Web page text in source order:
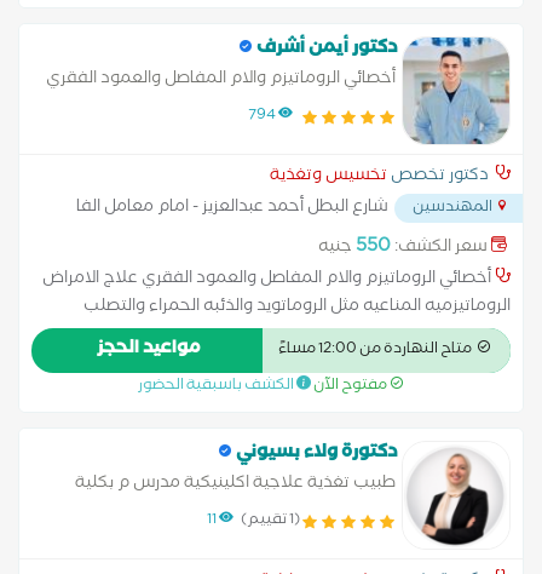
دكتور أيمن أشرف
أخصائي الروماتيزم والام المفاصل والعمود الفقري
794
دكتور تخصص تخسيس وتغذية
المهندسين
شارع البطل أحمد عبدالعزيز - امام معامل الفا
سعر الكشف:550 جنيه
أخصائي الروماتيزم والام المفاصل والعمود الفقري علاج الامراض
الروماتيزميه المناعيه مثل الروماتويد والذئبه الحمراء والتصلب
الفقاري المناعي الحقن الموضعي لخشونه الركبتين ( بمضادات التهاب
- مواد زيتيه - سحب الرشح الالتهابي )
متاح النهاردة من 12:00 مساءً مواعيد الحجز
مفتوح الآن الكشف باسبقية الحضور
دكتورة ولاء بسيوني
طبيب تغذية علاجية اكلينيكية مدرس م بكلية
الطب
(1 تقييم) 11